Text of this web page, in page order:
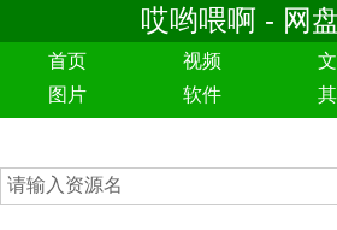
哎哟喂啊 - 网
首页 视频
图片
软件